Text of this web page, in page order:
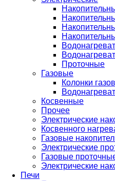
Проточные
Газовые
Колонки
Косвенные
Прочее
Электрические
Косвенного
Газовые
Электрические
Газовые
Электрические
Печи